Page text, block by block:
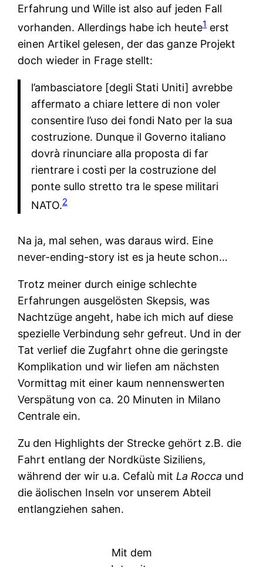
Erfahrung und Wille ist also auf jeden Fall
vorhanden. Allerdings habe ich heute1erst
einen Artikel gelesen, der das ganze Projekt
doch wieder in Frage stellt:
l’ambasciatore [degli Stati Uniti] avrebbe
affermato a chiare lettere di non voler
consentire l’uso dei fondi Nato per la sua
costruzione. Dunque il Governo italiano
dovrà rinunciare alla proposta di far
rientrare i costi per la costruzione del
ponte sullo stretto tra le spese militari
NATO.2
Na ja, mal sehen, was daraus wird. Eine
never-ending-story ist es ja heute schon…
Trotz meiner durch einige schlechte
Erfahrungen ausgelösten Skepsis, was
Nachtzüge angeht, habe ich mich auf diese
spezielle Verbindung sehr gefreut. Und in der
Tat verlief die Zugfahrt ohne die geringste
Komplikation und wir liefen am nächsten
Vormittag mit einer kaum nennenswerten
Verspätung von ca. 20 Minuten in Milano
Centrale ein.
Zu den Highlights der Strecke gehört z.B. die
Fahrt entlang der Nordküste Siziliens,
während der wir u.a. Cefalù mit La Rocca und
die äolischen Inseln vor unserem Abteil
entlangziehen sahen.
Mit dem